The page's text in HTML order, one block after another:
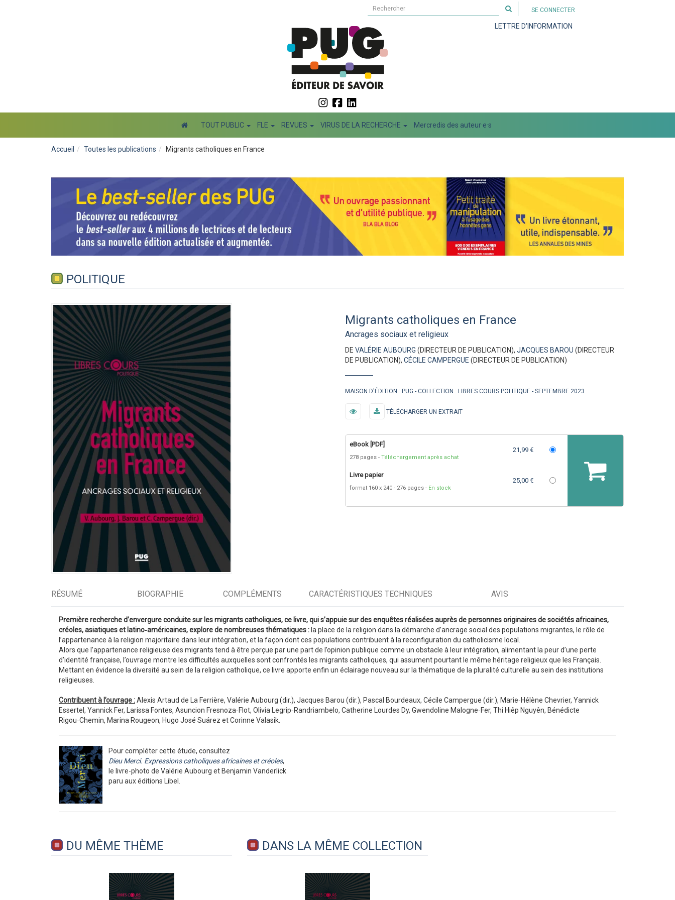
Rechercher
sur
le
SE CONNECTER
LETTRE D'INFORMATION
TOUT PUBLIC FLE REVUES VIRUS DE LA RECHERCHE Mercredis des auteur·e·s
Accueil Toutes les publications Migrants catholiques en France
POLITIQUE
Migrants catholiques en France
Ancrages sociaux et religieux
DE VALÉRIE AUBOURG (DIRECTEUR DE PUBLICATION), JACQUES BAROU (DIRECTEUR
DE PUBLICATION), CÉCILE CAMPERGUE (DIRECTEUR DE PUBLICATION)
MAISON D'ÉDITION : PUG COLLECTION : LIBRES COURS POLITIQUE SEPTEMBRE 2023
TÉLÉCHARGER UN EXTRAIT
eBook [PDF]
278 pages Téléchargement après achat
21,99 €
Livre papier
format 160 x 240 276 pages En stock
25,00 €
RÉSUMÉ BIOGRAPHIE COMPLÉMENTS CARACTÉRISTIQUES TECHNIQUES AVIS
Première recherche d’envergure conduite sur les migrants ­catho­liques, ce livre, qui ­s’appuie sur des enquêtes réalisées auprès de ­personnes ­originaires de sociétés africaines,
créoles, asiatiques et ­latino‑américaines, explore de nombreuses thématiques : la place de la religion dans la démarche d’ancrage social des ­populations migrantes, le rôle de
l’appartenance à la religion majoritaire dans leur intégration, et la façon dont ces populations contribuent à la ­reconfiguration du catholicisme local.
Alors que l’appartenance religieuse des migrants tend à être perçue par une part de l’opinion publique comme un obstacle à leur intégration, alimentant la peur d’une perte
d’identité française, ­l’ouvrage montre les difficultés auxquelles sont confrontés les migrants catholiques, qui assument pourtant le même héritage religieux que les Français.
Mettant en évidence la diversité au sein de la religion catholique, ce livre apporte enfin un éclairage nouveau sur la thématique de la pluralité culturelle au sein des institutions
religieuses.
Contribuent à l’ouvrage :Alexis Artaud de La Ferrière, Valérie Aubourg (dir.), Jacques Barou (dir.), Pascal Bourdeaux, Cécile Campergue (dir.), Marie‑Hélène Chevrier, Yannick
Essertel, Yannick Fer, Larissa Fontes, Asuncion Fresnoza‑Flot, Olivia Legrip‑Randriambelo, Catherine Lourdes Dy, Gwendoline Malogne‑Fer, Thi Hiêp Nguyên, Bénédicte
Rigou‑Chemin, Marina Rougeon, Hugo José Suárez et Corinne Valasik.
Pour compléter cette étude, consultez
Dieu Merci. Expressions catholiques africaines et créoles,
le livre-photo de Valérie Aubourg et Benjamin Vanderlick
paru aux éditions Libel.
DU MÊME THÈME DANS LA MÊME COLLECTION